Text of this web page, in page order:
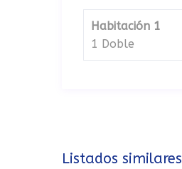
Habitación 1
1 Doble
Listados similares